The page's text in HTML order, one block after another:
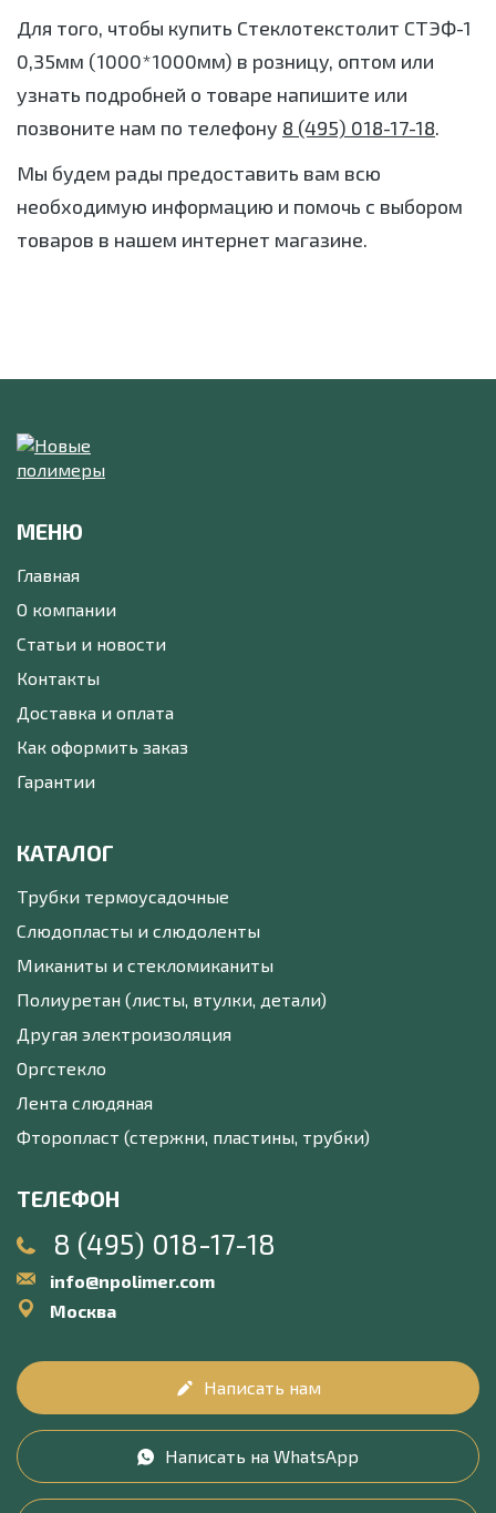
Для того, чтобы купить Стеклотекстолит СТЭФ-1
0,35мм (1000*1000мм) в розницу, оптом или
узнать подробней о товаре напишите или
позвоните нам по телефону 8 (495) 018-17-18.
Мы будем рады предоставить вам всю
необходимую информацию и помочь с выбором
товаров в нашем интернет магазине.
МЕНЮ
Главная
О компании
Статьи и новости
Контакты
Доставка и оплата
Как оформить заказ
Гарантии
КАТАЛОГ
Трубки термоусадочные
Слюдопласты и слюдоленты
Миканиты и стекломиканиты
Полиуретан (листы, втулки, детали)
Другая электроизоляция
Оргстекло
Лента слюдяная
Фторопласт (стержни, пластины, трубки)
ТЕЛЕФОН
8 (495) 018-17-18
info@npolimer.com
Москва
Написать нам
Написать на WhatsApp